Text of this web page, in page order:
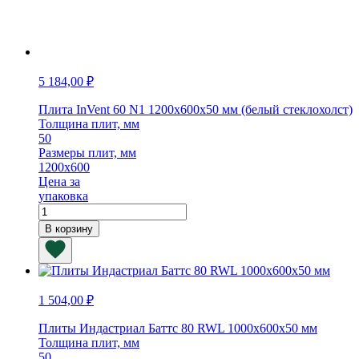
5 184,00 ₽
Плита InVent 60 N1 1200х600х50 мм (белый стеклохолст)
Толщина плит, мм
50
Размеры плит, мм
1200х600
Цена за
упаковка
Количество
товара
Плита
InVent
60
1200х600х50
мм
(белый
стеклохолст)
В корзину
1 504,00 ₽
Плиты Индастриал Баттс 80 RWL 1000х600х50 мм
Толщина плит, мм